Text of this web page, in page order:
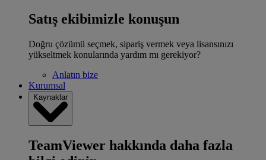
Satış ekibimizle konuşun
Doğru çözümü seçmek, sipariş vermek veya lisansınızı
yükseltmek konularında yardım mı gerekiyor?
Anlatın bize
Kurumsal
Kaynaklar
TeamViewer hakkında daha fazla